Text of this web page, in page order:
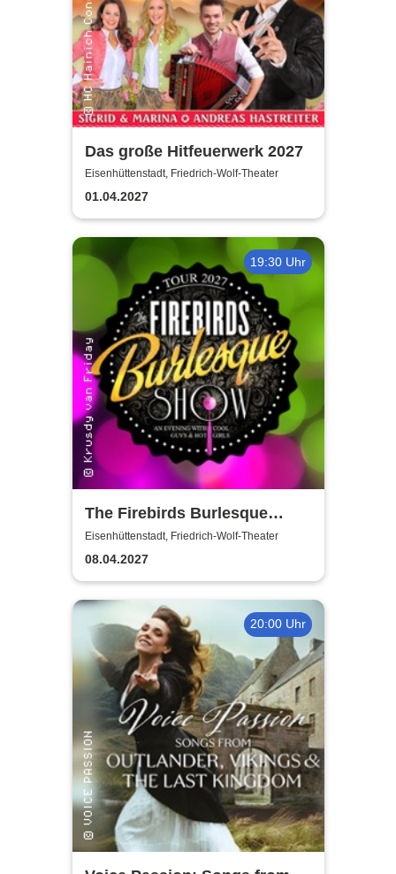
Das große Hitfeuerwerk 2027
Eisenhüttenstadt, Friedrich-Wolf-Theater
01.04.2027
19:30 Uhr
The Firebirds Burlesque
Show 2027
Eisenhüttenstadt, Friedrich-Wolf-Theater
08.04.2027
20:00 Uhr